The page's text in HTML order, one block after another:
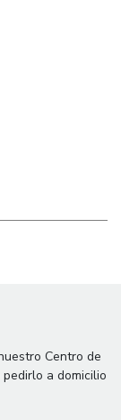
Centro de
a domicilio